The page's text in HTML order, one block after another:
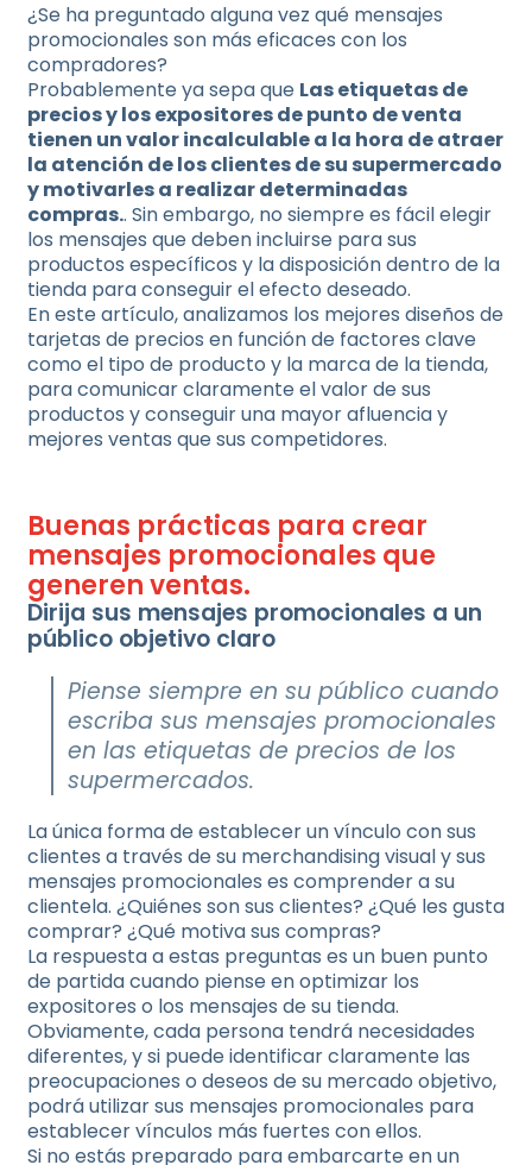
¿Se ha preguntado alguna vez qué mensajes
promocionales son más eficaces con los
compradores?
Probablemente ya sepa que Las etiquetas de
precios y los expositores de punto de venta
tienen un valor incalculable a la hora de atraer
la atención de los clientes de su supermercado
y motivarles a realizar determinadas
compras.. Sin embargo, no siempre es fácil elegir
los mensajes que deben incluirse para sus
productos específicos y la disposición dentro de la
tienda para conseguir el efecto deseado.
En este artículo, analizamos los mejores diseños de
tarjetas de precios en función de factores clave
como el tipo de producto y la marca de la tienda,
para comunicar claramente el valor de sus
productos y conseguir una mayor afluencia y
mejores ventas que sus competidores.
Buenas prácticas para crear
mensajes promocionales que
generen ventas.
Dirija sus mensajes promocionales a un
público objetivo claro
Piense siempre en su público cuando
escriba sus mensajes promocionales
en las etiquetas de precios de los
supermercados.
La única forma de establecer un vínculo con sus
clientes a través de su merchandising visual y sus
mensajes promocionales es comprender a su
clientela. ¿Quiénes son sus clientes? ¿Qué les gusta
comprar? ¿Qué motiva sus compras?
La respuesta a estas preguntas es un buen punto
de partida cuando piense en optimizar los
expositores o los mensajes de su tienda.
Obviamente, cada persona tendrá necesidades
diferentes, y si puede identificar claramente las
preocupaciones o deseos de su mercado objetivo,
podrá utilizar sus mensajes promocionales para
establecer vínculos más fuertes con ellos.
Si no estás preparado para embarcarte en un